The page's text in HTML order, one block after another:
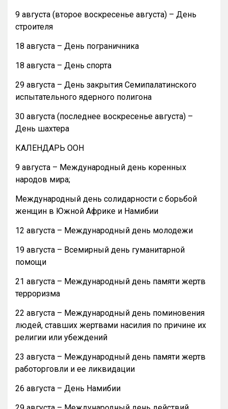
9 августа (второе воскресенье августа) – День
строителя
18 августа – День пограничника
18 августа – День спорта
29 августа – День закрытия Семипалатинского
испытательного ядерного полигона
30 августа (последнее воскресенье августа) –
День шахтера
КАЛЕНДАРЬ ООН
9 августа – Международный день коренных
народов мира;
Международный день солидарности с борьбой
женщин в Южной Африке и Намибии
12 августа – Международный день молодежи
19 августа – Всемирный день гуманитарной
помощи
21 августа – Международный день памяти жертв
терроризма
22 августа – Международный день поминовения
людей, ставших жертвами насилия по причине их
религии или убеждений
23 августа – Международный день памяти жертв
работорговли и ее ликвидации
26 августа – День Намибии